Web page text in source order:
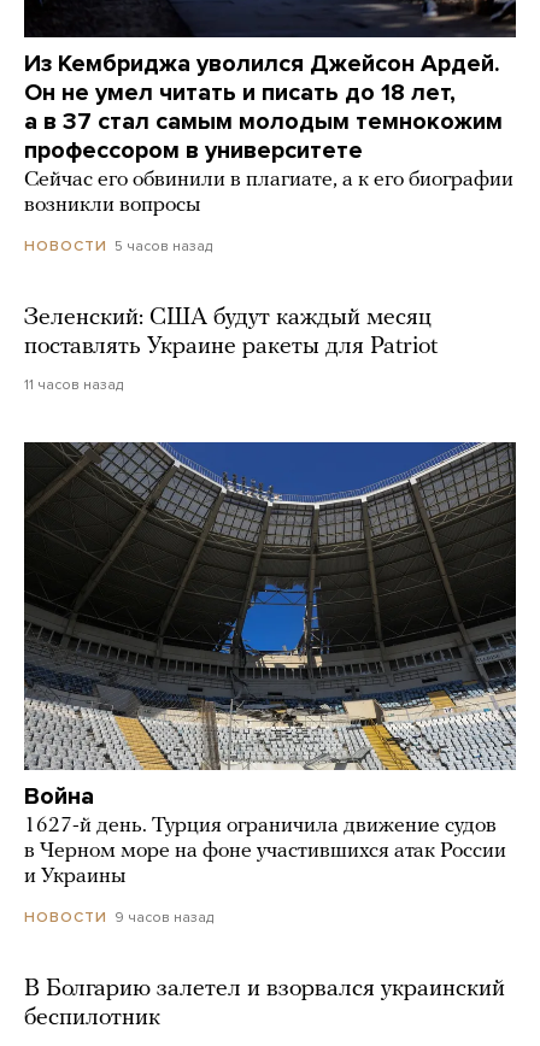
Из Кембриджа уволился Джейсон Ардей.
Он не умел читать и писать до 18 лет,
а в 37 стал самым молодым темнокожим
профессором в университете
Сейчас его обвинили в плагиате, а к его биографии
возникли вопросы
НОВОСТИ 5 часов назад
Зеленский: США будут каждый месяц
поставлять Украине ракеты для Patriot
11 часов назад
Война
1627-й день. Турция ограничила движение судов
в Черном море на фоне участившихся атак России
и Украины
НОВОСТИ 9 часов назад
В Болгарию залетел и взорвался украинский
беспилотник